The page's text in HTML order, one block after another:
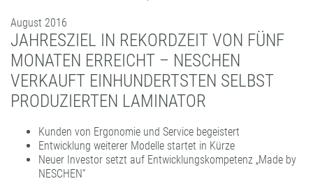
KOMPETENZ UND QUALITÄT
August 2016
JAHRESZIEL IN REKORDZEIT VON FÜNF
MONATEN ERREICHT – NESCHEN
VERKAUFT EINHUNDERTSTEN SELBST
PRODUZIERTEN LAMINATOR
Kunden von Ergonomie und Service begeistert
Entwicklung weiterer Modelle startet in Kürze
Neuer Investor setzt auf Entwicklungskompetenz „Made by
NESCHEN“